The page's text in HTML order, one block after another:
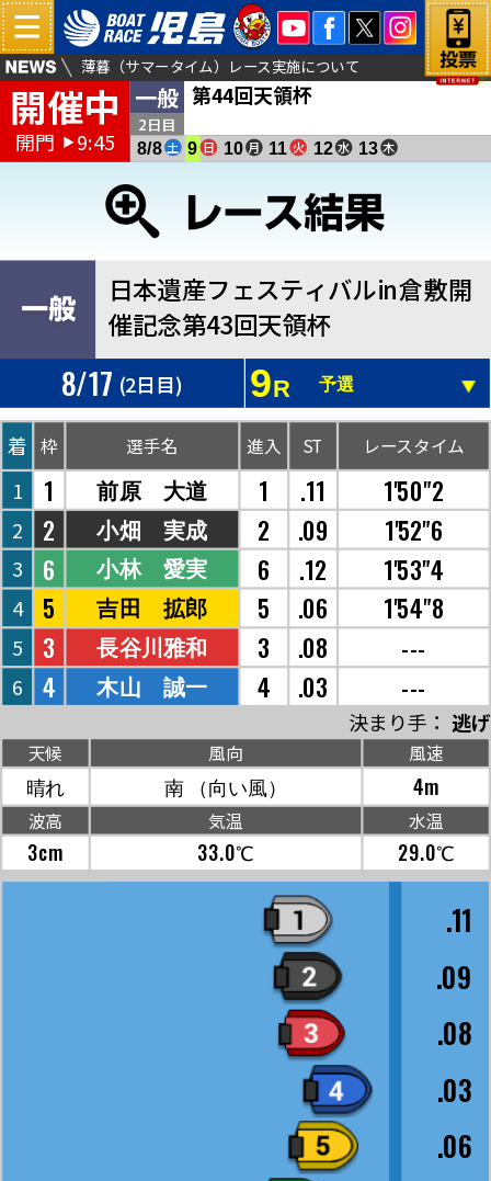
開催中
開門 ▶9:45
一般 第44回天領杯
2日目
8/8 土 9 日 10 月 11 火 12 水 13 木
倉敷児島塩結びカフェよりお得な商品販売のお知らせ
夏休みキッズイベント開催！（第４４回天領杯）
薄暮（サマータイム）レース実施について
8/17 (2日目) 9R 予選
日本遺産フェスティバルin倉敷開
催記念第43回天領杯
着 枠 選手名 進入 ST レースタイム
1 1 前原 大道 1 .11 1'50"2
2 2 小畑 実成 2 .09 1'52"6
3 6 小林 愛実 6 .12 1'53"4
4 5 吉田 拡郎 5 .06 1'54"8
5 3 長谷川雅和 3 .08 ---
6 4 木山 誠一 4 .03 ---
決まり手： 逃げ
天候 風向 風速
晴れ 南 （向い風） 4m
波高 気温 水温
3cm 33.0℃ 29.0℃
.11
.09
.08
.03
.06